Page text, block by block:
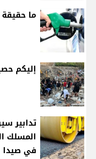
ما حقيقة
إليكم
تدابير
المسلك
في صيدا